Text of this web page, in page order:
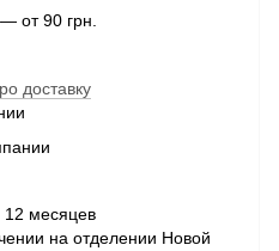
от 90 грн.
доставку
12 месяцев
на отделении Новой